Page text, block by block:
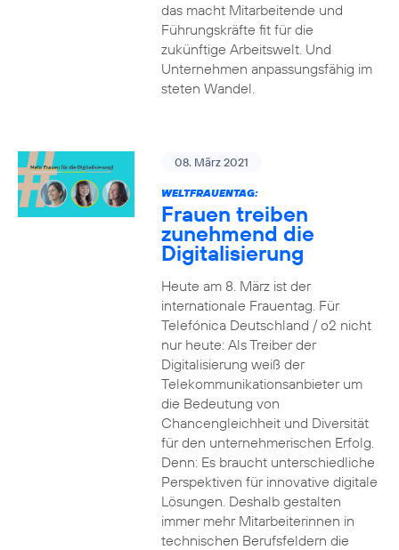
das macht Mitarbeitende und
Führungskräfte fit für die
zukünftige Arbeitswelt. Und
Unternehmen anpassungsfähig im
steten Wandel.
08. März 2021
WELTFRAUENTAG:
Frauen treiben
zunehmend die
Digitalisierung
Heute am 8. März ist der
internationale Frauentag. Für
Telefónica Deutschland / o2 nicht
nur heute: Als Treiber der
Digitalisierung weiß der
Telekommunikationsanbieter um
die Bedeutung von
Chancengleichheit und Diversität
für den unternehmerischen Erfolg.
Denn: Es braucht unterschiedliche
Perspektiven für innovative digitale
Lösungen. Deshalb gestalten
immer mehr Mitarbeiterinnen in
technischen Berufsfeldern die